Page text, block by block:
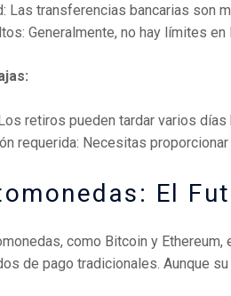
Las transferencias bancarias son
Generalmente, no hay límites
retiros pueden tardar varios
requerida: Necesitas
El
como Bitcoin y
de pago tradicionales. Aunque